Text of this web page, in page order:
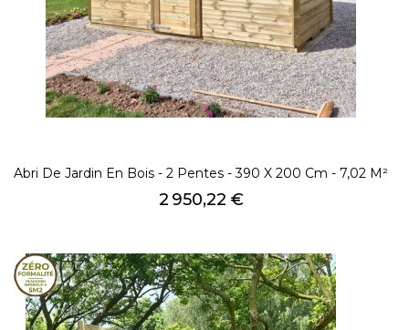
Abri De Jardin En Bois - 2 Pentes - 390 X 200 Cm - 7,02 M²
Prix
2 950,22 €